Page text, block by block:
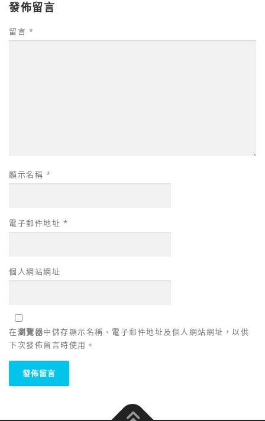
發佈留言
留言 *
顯示名稱 *
電子郵件地址 *
個人網站網址
在瀏覽器中儲存顯示名稱、電子郵件地址及個人網站網址，以供
下次發佈留言時使用。